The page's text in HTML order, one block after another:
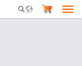
Mobile Search